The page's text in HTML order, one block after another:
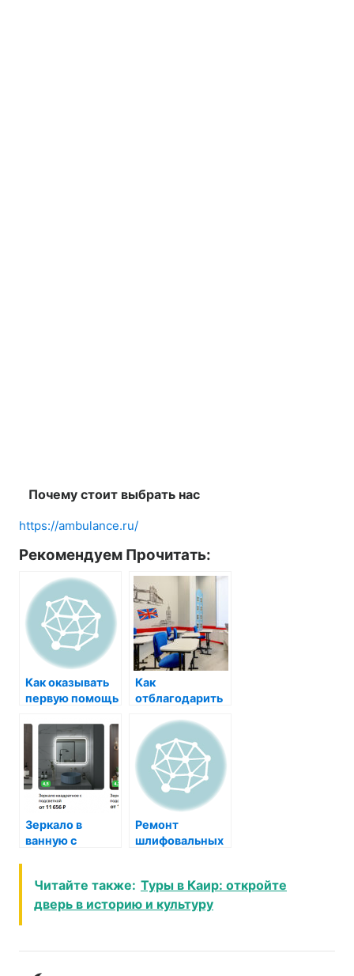
Почему стоит выбрать нас
https://ambulance.ru/
Рекомендуем Прочитать:
Как оказывать
первую помощь
ожогах,
ссадинах?
Как
отблагодарить
бесплатную
операцию в
Москве
Зеркало в
ванную с
Ремонт
шлифовальных
качество
Читайте также: Туры в Каир: откройте
дверь в историю и культуру